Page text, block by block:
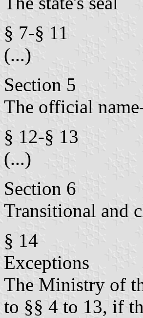
§ 7-§ 11
(...)
Section 5
The official
§ 12-§ 13
(...)
Section 6
Transitional and
§ 14
Exceptions
The Ministry of
to §§ 4 to 13, if